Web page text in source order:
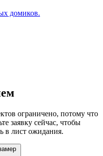
домиков.
ограничено, потому что
заявку сейчас, чтобы
в лист ожидания.